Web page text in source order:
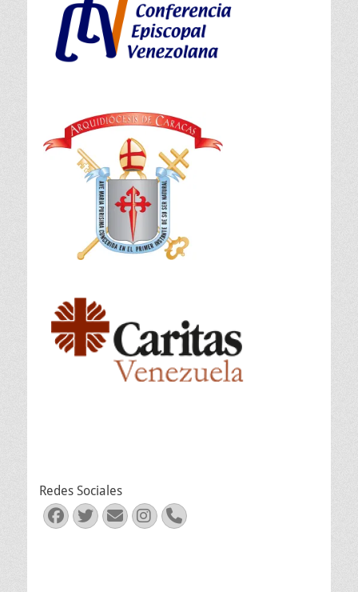
Redes Sociales
Facebook
Twitter
Correo
electrónico
Instagram
Teléfono